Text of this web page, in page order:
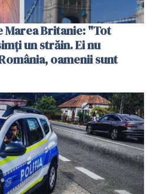
Marea Britanie: "Tot
un străin. Ei nu
oamenii sunt